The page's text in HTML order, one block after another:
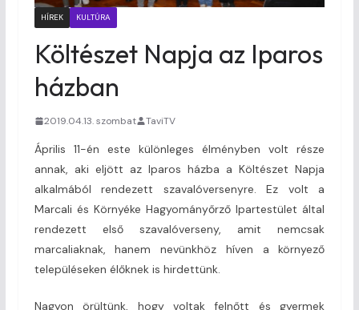
HÍREK KULTÚRA
Költészet Napja az Iparos
házban
2019.04.13. szombat TaviTV
Április 11-én este különleges élményben volt része
annak, aki eljött az Iparos házba a Költészet Napja
alkalmából rendezett szavalóversenyre. Ez volt a
Marcali és Környéke Hagyományőrző Ipartestület által
rendezett első szavalóverseny, amit nemcsak
marcaliaknak, hanem nevünkhöz híven a környező
településeken élőknek is hirdettünk.
Nagyon örültünk, hogy voltak felnőtt és gyermek